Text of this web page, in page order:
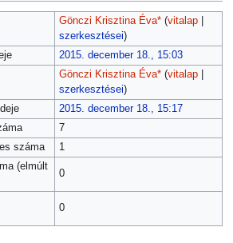
Gönczi Krisztina Éva* (vitalap|
szerkesztései)
2015. december 18., 15:03
Gönczi Krisztina Éva* (vitalap|
szerkesztései)
2015. december 18., 15:17
7
száma
1
(elmúlt
0
0